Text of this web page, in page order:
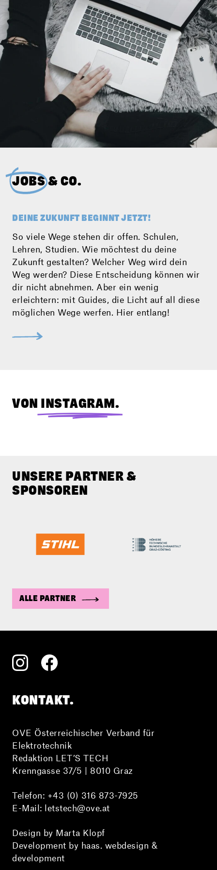
JOBS& CO.
DEINE ZUKUNFT BEGINNT JETZT!
So viele Wege stehen dir offen. Schulen,
Lehren, Studien. Wie möchtest du deine
Zukunft gestalten? Welcher Weg wird dein
Weg werden? Diese Entscheidung können wir
dir nicht abnehmen. Aber ein wenig
erleichtern: mit Guides, die Licht auf all diese
möglichen Wege werfen. Hier entlang!
VON INSTAGRAM.
UNSERE PARTNER &
SPONSOREN
ALLE PARTNER
KONTAKT.
OVE Österreichischer Verband für
Elektrotechnik
Redaktion LET’S TECH
Krenngasse 37/5 | 8010 Graz
Telefon: +43 (0) 316 873-7925
E-Mail: letstech@ove.at
Design by Marta Klopf
Development by haas. webdesign &
development